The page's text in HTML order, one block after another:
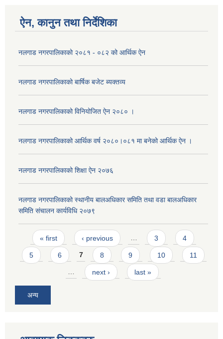
ऐन, कानुन तथा निर्देशिका
नलगाड नगरपालिकाको २०८१ - ०८२ को आर्थिक ऐन
नलगाड नगरपालिकाको बार्षिक बजेट ब्यक्तव्य
नलगाड नगरपालिकाको विनियोजित ऐन २०८० ।
नलगाड नगरपालिकाको आर्थिक वर्ष २०८०।०८१ मा बनेको आर्थिक ऐन ।
नलगाड नगरपालिकाको शिक्षा ऐन २०७६
नलगाड नगरपालिकाको स्थानीय बालअधिकार समिति तथा वडा बालअधिकार
समिति संचालन कार्यविधि २०७९
Pages
« first ‹ previous … 3 4
5 6 7 8 9 10 11
… next › last »
अन्य